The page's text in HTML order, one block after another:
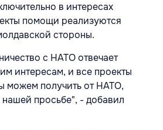
в интересах
помощи реализуются
стороны.
с НАТО отвечает
интересам, и все проекты
можем получить от НАТО,
просьбе", - добавил